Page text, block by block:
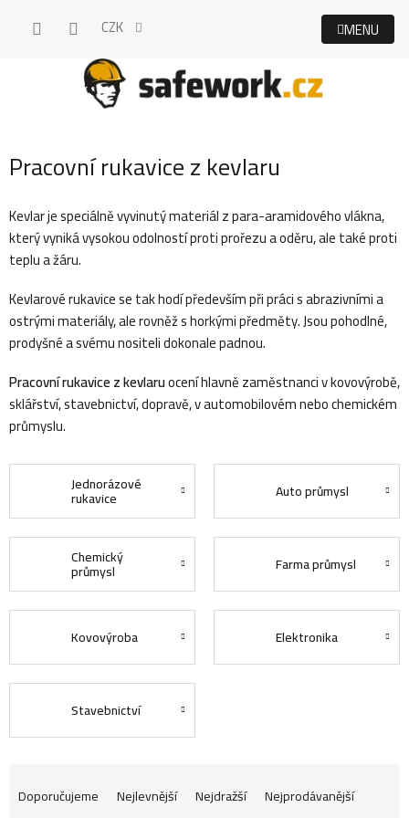
CZK
Pracovní rukavice z kevlaru
Kevlar je speciálně vyvinutý materiál z para-aramidového vlákna,
který vyniká vysokou odolností proti prořezu a oděru, ale také proti
teplu a žáru.
Kevlarové rukavice se tak hodí především při práci s abrazivními a
ostrými materiály, ale rovněž s horkými předměty. Jsou pohodlné,
prodyšné a svému nositeli dokonale padnou.
Pracovní rukavice z kevlaruocení hlavně zaměstnanci v kovovýrobě,
sklářství, stavebnictví, dopravě, v automobilovém nebo chemickém
průmyslu.
Jednorázové
rukavice Auto průmysl
Chemický
průmysl Farma průmysl
Kovovýroba Elektronika
Stavebnictví
Ř
Doporučujeme Nejlevnější Nejdražší
Nejprodávanější